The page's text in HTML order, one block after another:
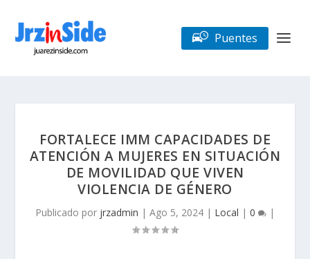
Puentes
FORTALECE IMM CAPACIDADES DE
ATENCIÓN A MUJERES EN SITUACIÓN
DE MOVILIDAD QUE VIVEN
VIOLENCIA DE GÉNERO
Publicado por jrzadmin | Ago 5, 2024 | Local | 0 |